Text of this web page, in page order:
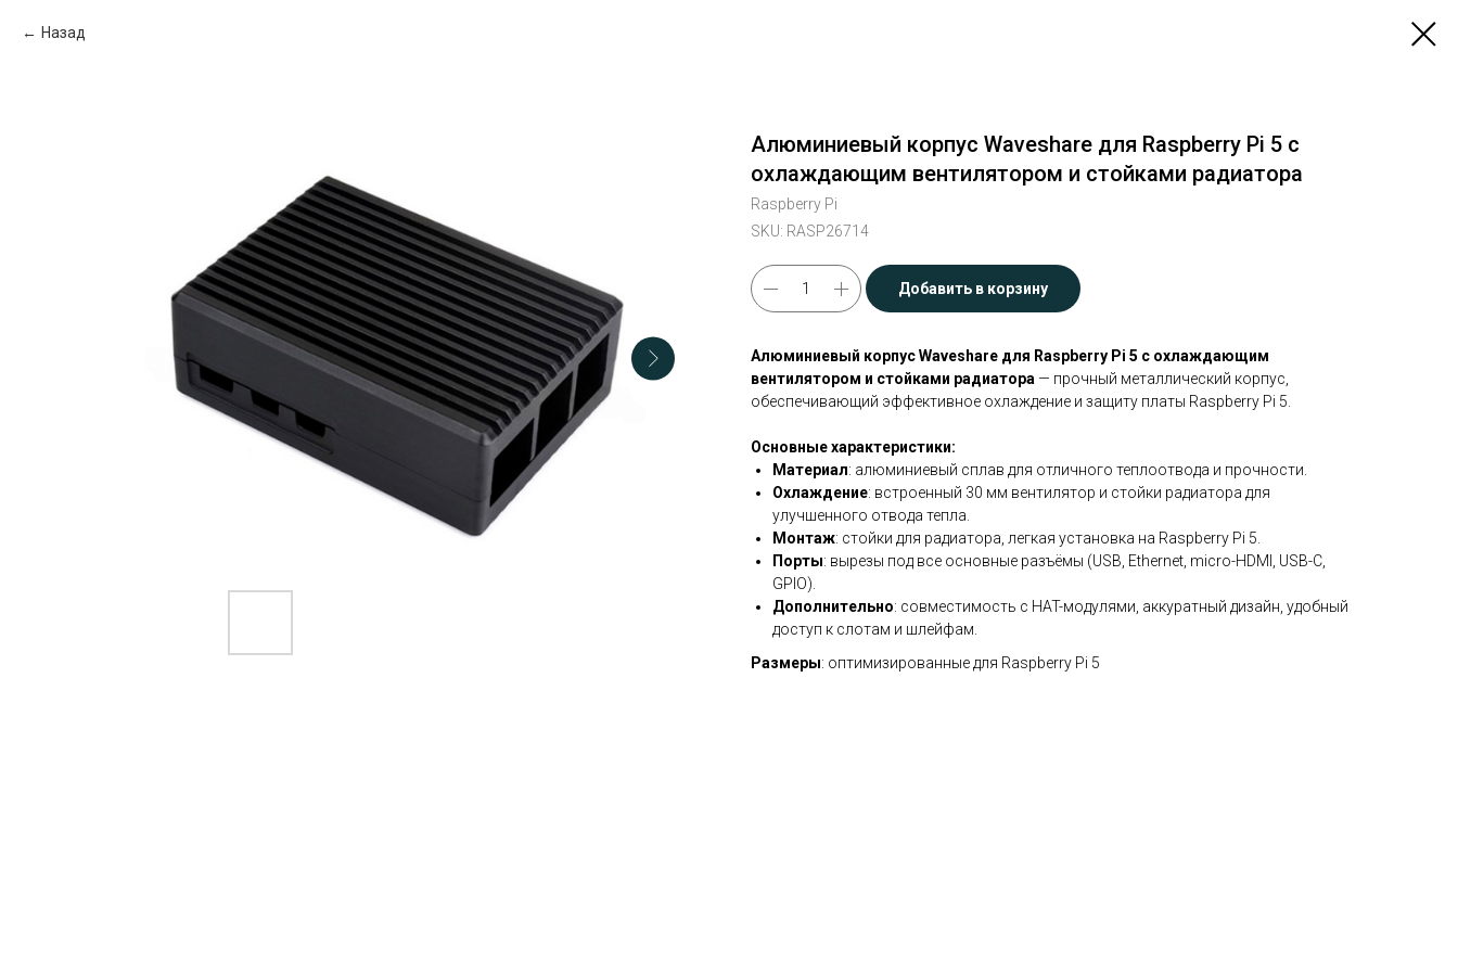
Назад
Алюминиевый корпус Waveshare для Raspberry Pi 5 с
охлаждающим вентилятором и стойками радиатора
Raspberry Pi
SKU: RASP26714
Добавить в корзину
Алюминиевый корпус Waveshare для Raspberry Pi 5 с охлаждающим
вентилятором и стойками радиатора— прочный металлический корпус,
обеспечивающий эффективное охлаждение и защиту платы Raspberry Pi 5.
Основные характеристики:
Материал: алюминиевый сплав для отличного теплоотвода и прочности.
Охлаждение: встроенный 30 мм вентилятор и стойки радиатора для
улучшенного отвода тепла.
Монтаж: стойки для радиатора, легкая установка на Raspberry Pi 5.
Порты: вырезы под все основные разъёмы (USB, Ethernet, micro-HDMI, USB-C,
GPIO).
Дополнительно: совместимость с HAT-модулями, аккуратный дизайн, удобный
доступ к слотам и шлейфам.
Размеры: оптимизированные для Raspberry Pi 5